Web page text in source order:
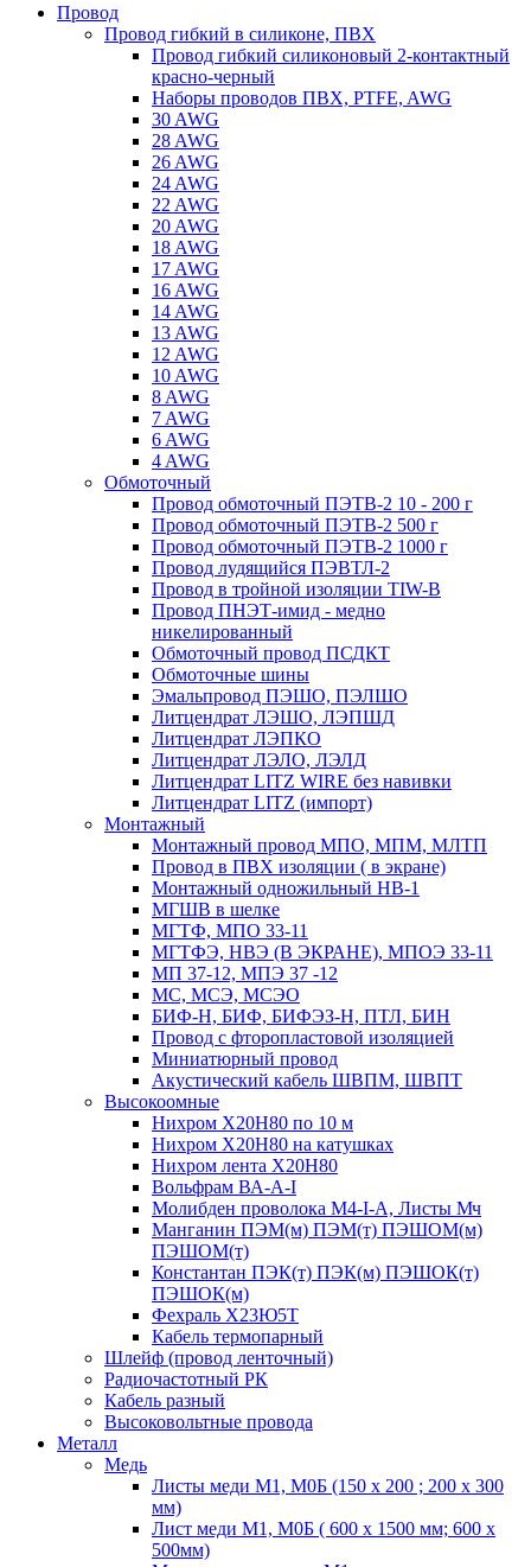
Провод
Провод гибкий в силиконе, ПВХ
Провод гибкий силиконовый 2-контактный
красно-черный
Наборы проводов ПВХ, PTFE, AWG
30 AWG
28 AWG
26 AWG
24 AWG
22 AWG
20 AWG
18 AWG
17 AWG
16 AWG
14 AWG
13 AWG
12 AWG
10 AWG
8 AWG
7 AWG
6 AWG
4 AWG
Обмоточный
Провод обмоточный ПЭТВ-2 10 - 200 г
Провод обмоточный ПЭТВ-2 500 г
Провод обмоточный ПЭТВ-2 1000 г
Провод лудящийся ПЭВТЛ-2
Провод в тройной изоляции TIW-B
Провод ПНЭТ-имид - медно
никелированный
Обмоточный провод ПСДКТ
Обмоточные шины
Эмальпровод ПЭШО, ПЭЛШО
Литцендрат ЛЭШО, ЛЭПШД
Литцендрат ЛЭПКО
Литцендрат ЛЭЛО, ЛЭЛД
Литцендрат LITZ WIRE без навивки
Литцендрат LITZ (импорт)
Монтажный
Монтажный провод МПО, МПМ, МЛТП
Провод в ПВХ изоляции ( в экране)
Монтажный одножильный HB-1
МГШВ в шелке
МГТФ, МПО 33-11
МГТФЭ, НВЭ (В ЭКРАНЕ), МПОЭ 33-11
МП 37-12, МПЭ 37 -12
МС, МСЭ, МСЭО
БИФ-Н, БИФ, БИФЭЗ-Н, ПТЛ, БИН
Провод с фторопластовой изоляцией
Миниатюрный провод
Акустический кабель ШВПМ, ШВПТ
Высокоомные
Нихром Х20Н80 по 10 м
Нихром Х20Н80 на катушках
Нихром лента Х20Н80
Вольфрам ВА-А-I
Молибден проволока М4-I-А, Листы Мч
Манганин ПЭМ(м) ПЭМ(т) ПЭШОМ(м)
ПЭШОМ(т)
Константан ПЭК(т) ПЭК(м) ПЭШОК(т)
ПЭШОК(м)
Фехраль Х23Ю5Т
Кабель термопарный
Шлейф (провод ленточный)
Радиочастотный РК
Кабель разный
Высоковольтные провода
Металл
Медь
Листы меди М1, М0Б (150 х 200 ; 200 х 300
мм)
Лист меди М1, М0Б ( 600 х 1500 мм; 600 х
500мм)